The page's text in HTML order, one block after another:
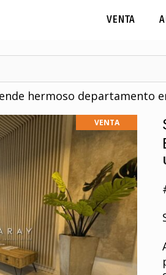
VENTA
hermoso departamento
VENTA